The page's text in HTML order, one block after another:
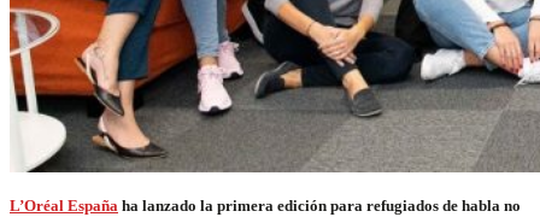
L’Oréal España ha lanzado la primera edición para refugiados de habla no